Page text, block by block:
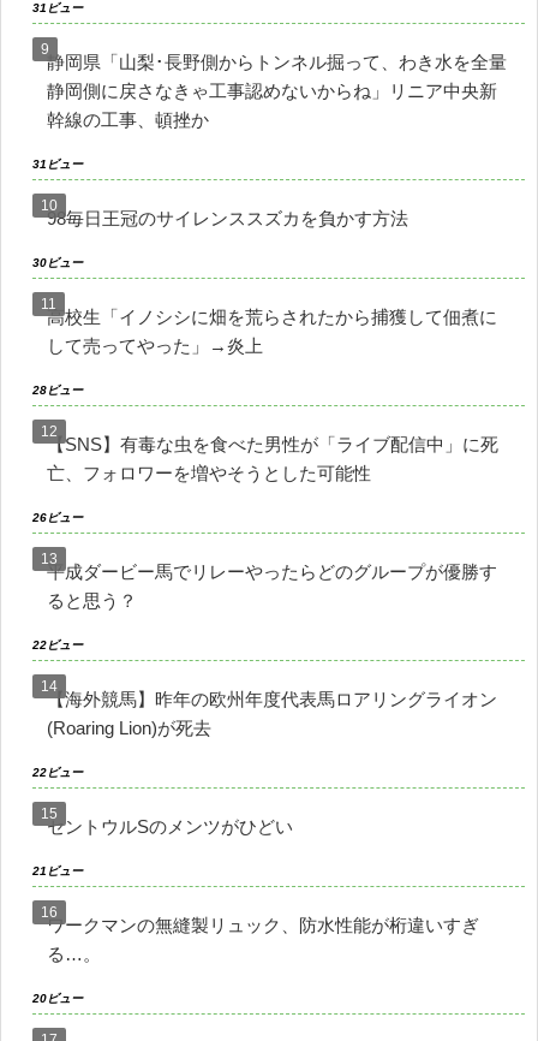
31ビュー
静岡県「山梨･長野側からトンネル掘って、わき水を全量
静岡側に戻さなきゃ工事認めないからね」リニア中央新
幹線の工事、頓挫か
31ビュー
98毎日王冠のサイレンススズカを負かす方法
30ビュー
高校生「イノシシに畑を荒らされたから捕獲して佃煮に
して売ってやった」→炎上
28ビュー
【SNS】有毒な虫を食べた男性が「ライブ配信中」に死
亡、フォロワーを増やそうとした可能性
26ビュー
平成ダービー馬でリレーやったらどのグループが優勝す
ると思う？
22ビュー
【海外競馬】昨年の欧州年度代表馬ロアリングライオン
(Roaring Lion)が死去
22ビュー
セントウルSのメンツがひどい
21ビュー
ワークマンの無縫製リュック、防水性能が桁違いすぎ
る…。
20ビュー